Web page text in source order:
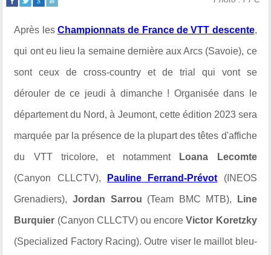
Après lesChampionnats de France de VTT descente,
qui ont eu lieu la semaine dernière aux Arcs (Savoie), ce
sont ceux de cross-country et de trial qui vont se
dérouler de ce jeudi à dimanche ! Organisée dans le
département du Nord, à Jeumont, cette édition 2023 sera
marquée par la présence de la plupart des têtes d'affiche
du VTT tricolore, et notamment Loana Lecomte
(Canyon CLLCTV), Pauline Ferrand-Prévot (INEOS
Grenadiers), Jordan Sarrou (Team BMC MTB), Line
Burquier (Canyon CLLCTV) ou encoreVictor Koretzky
(Specialized Factory Racing). Outre viser le maillot bleu-